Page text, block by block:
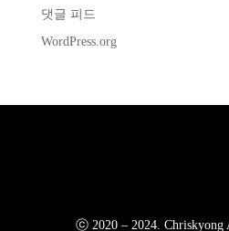
댓글 피드
WordPress.org
ⓒ 2020 – 2024. Chriskyong